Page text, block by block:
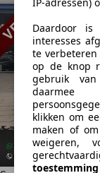
IP-adressen)
Daardoor
interesses
te
op de knop
gebruik
daarmee
klikken om
maken of
weigeren,